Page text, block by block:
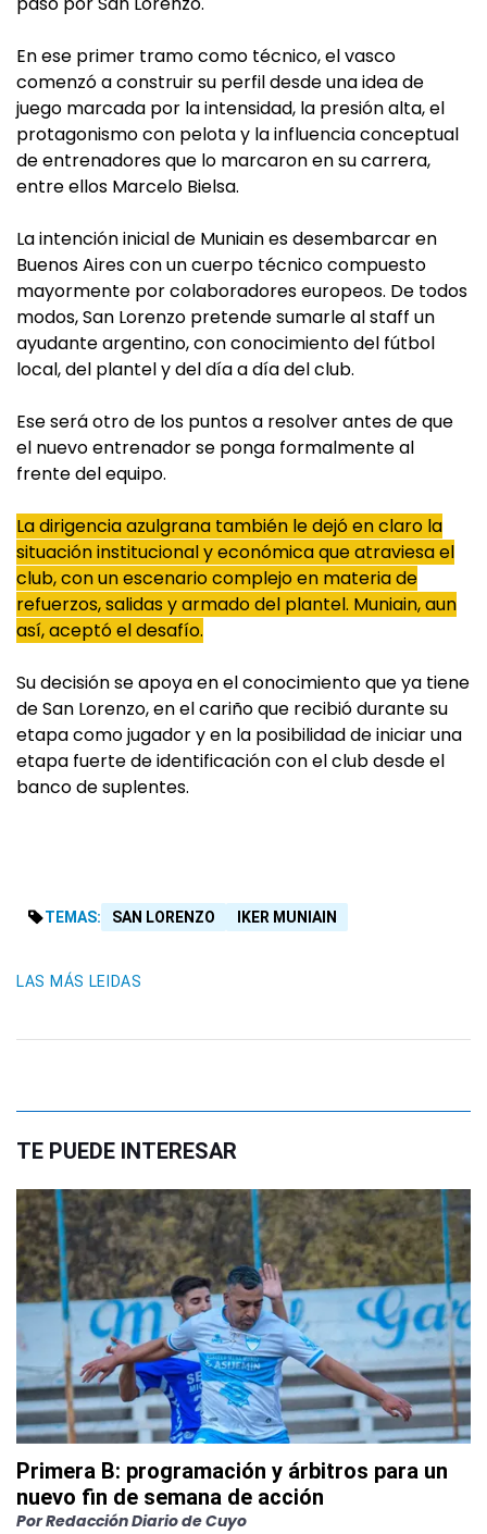
En ese primer tramo como técnico, el vasco
comenzó a construir su perfil desde una idea de
juego marcada por la intensidad, la presión alta, el
protagonismo con pelota y la influencia conceptual
de entrenadores que lo marcaron en su carrera,
entre ellos Marcelo Bielsa.
La intención inicial de Muniain es desembarcar en
Buenos Aires con un cuerpo técnico compuesto
mayormente por colaboradores europeos. De todos
modos, San Lorenzo pretende sumarle al staff un
ayudante argentino, con conocimiento del fútbol
local, del plantel y del día a día del club.
Ese será otro de los puntos a resolver antes de que
el nuevo entrenador se ponga formalmente al
frente del equipo.
La dirigencia azulgrana también le dejó en claro la
situación institucional y económica que atraviesa el
club, con un escenario complejo en materia de
refuerzos, salidas y armado del plantel. Muniain, aun
así, aceptó el desafío.
Su decisión se apoya en el conocimiento que ya tiene
de San Lorenzo, en el cariño que recibió durante su
etapa como jugador y en la posibilidad de iniciar una
etapa fuerte de identificación con el club desde el
banco de suplentes.
TEMAS: SAN LORENZO IKER MUNIAIN
LAS MÁS LEIDAS
TE PUEDE INTERESAR
Primera B: programación y árbitros para un
nuevo fin de semana de acción
PorRedacción Diario de Cuyo